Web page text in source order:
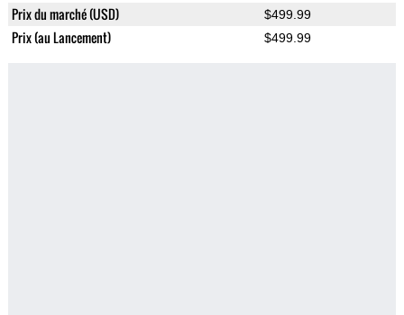
Prix du marché (USD) $499.99
Prix (au Lancement) $499.99